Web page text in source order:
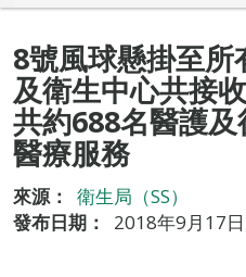
8號風球懸掛至
及衛生中心共接
共約688名醫護
醫療服務
來源：
衛生局（SS）
發布日期：
2018年9月17